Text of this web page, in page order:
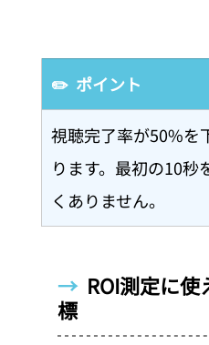
✏️  ポイント
視聴完了率が50%を
ります。最初の10
くありません。
→ ROI測定に
標